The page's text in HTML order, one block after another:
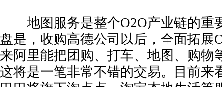
地图服务是整个O2O产业链的重
盘是，收购高德公司以后，全面拓展
来阿里能把团购、打车、地图、购物
这将是一笔非常不错的交易。目前来